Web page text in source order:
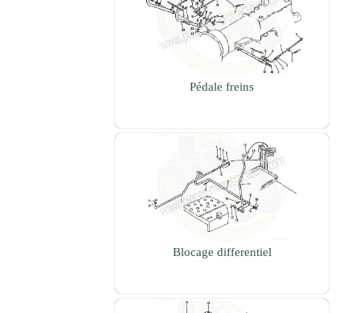
Pédale freins
Blocage differentiel